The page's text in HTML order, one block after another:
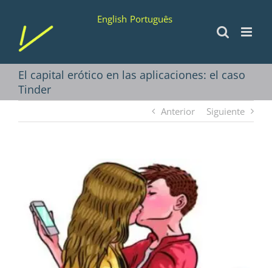
contenido
English Português
El capital erótico en las aplicaciones: el caso
Tinder
Anterior Siguiente
grande